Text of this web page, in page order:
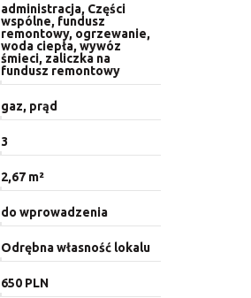
administracja, Części
wspólne, fundusz
remontowy, ogrzewanie,
woda ciepła, wywóz
śmieci, zaliczka na
fundusz remontowy
gaz, prąd
3
2,67 m²
do wprowadzenia
Odrębna własność lokalu
650 PLN